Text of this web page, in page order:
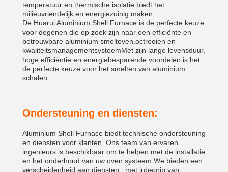
temperatuur en thermische isolatie biedt.het
milieuvriendelijk en energiezuinig maken.
De Huarui Aluminium Shell Furnace is de perfecte keuze
voor degenen die op zoek zijn naar een efficiënte en
betrouwbare aluminium smeltoven.octrooien en
kwaliteitsmanagementsysteemMet zijn lange levensduur,
hoge efficiëntie en energiebesparende voordelen is het
de perfecte keuze voor het smelten van aluminium
schalen.
Ondersteuning en diensten:
Aluminium Shell Furnace biedt technische ondersteuning
en diensten voor klanten. Ons team van ervaren
ingenieurs is beschikbaar om te helpen met de installatie
en het onderhoud van uw oven systeem.We bieden een
verscheidenheid aan diensten., met inbegrip van: